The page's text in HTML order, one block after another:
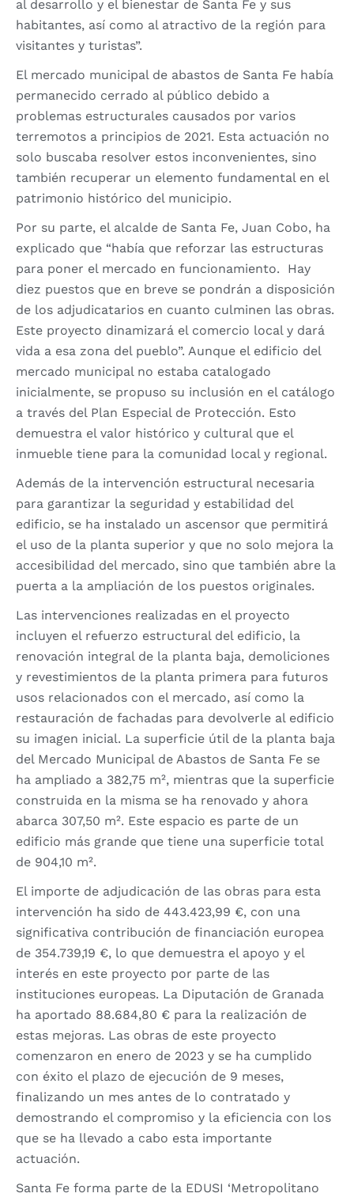
al desarrollo y el bienestar de Santa Fe y sus
habitantes, así como al atractivo de la región para
visitantes y turistas”.
El mercado municipal de abastos de Santa Fe había
permanecido cerrado al público debido a
problemas estructurales causados por varios
terremotos a principios de 2021. Esta actuación no
solo buscaba resolver estos inconvenientes, sino
también recuperar un elemento fundamental en el
patrimonio histórico del municipio.
Por su parte, el alcalde de Santa Fe, Juan Cobo, ha
explicado que “había que reforzar las estructuras
para poner el mercado en funcionamiento. Hay
diez puestos que en breve se pondrán a disposición
de los adjudicatarios en cuanto culminen las obras.
Este proyecto dinamizará el comercio local y dará
vida a esa zona del pueblo”. Aunque el edificio del
mercado municipal no estaba catalogado
inicialmente, se propuso su inclusión en el catálogo
a través del Plan Especial de Protección. Esto
demuestra el valor histórico y cultural que el
inmueble tiene para la comunidad local y regional.
Además de la intervención estructural necesaria
para garantizar la seguridad y estabilidad del
edificio, se ha instalado un ascensor que permitirá
el uso de la planta superior y que no solo mejora la
accesibilidad del mercado, sino que también abre la
puerta a la ampliación de los puestos originales.
Las intervenciones realizadas en el proyecto
incluyen el refuerzo estructural del edificio, la
renovación integral de la planta baja, demoliciones
y revestimientos de la planta primera para futuros
usos relacionados con el mercado, así como la
restauración de fachadas para devolverle al edificio
su imagen inicial. La superficie útil de la planta baja
del Mercado Municipal de Abastos de Santa Fe se
ha ampliado a 382,75 m², mientras que la superficie
construida en la misma se ha renovado y ahora
abarca 307,50 m². Este espacio es parte de un
edificio más grande que tiene una superficie total
de 904,10 m².
El importe de adjudicación de las obras para esta
intervención ha sido de 443.423,99 €, con una
significativa contribución de financiación europea
de 354.739,19 €, lo que demuestra el apoyo y el
interés en este proyecto por parte de las
instituciones europeas. La Diputación de Granada
ha aportado 88.684,80 € para la realización de
estas mejoras. Las obras de este proyecto
comenzaron en enero de 2023 y se ha cumplido
con éxito el plazo de ejecución de 9 meses,
finalizando un mes antes de lo contratado y
demostrando el compromiso y la eficiencia con los
que se ha llevado a cabo esta importante
actuación.
Santa Fe forma parte de la EDUSI ‘Metropolitano